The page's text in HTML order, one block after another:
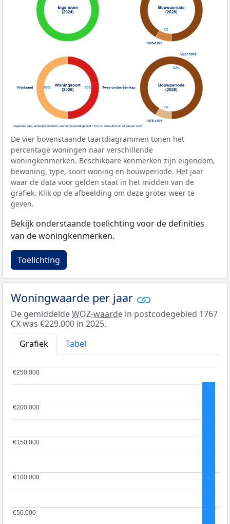
De vier bovenstaande taartdiagrammen tonen het
percentage woningen naar verschillende
woningkenmerken. Beschikbare kenmerken zijn eigendom,
bewoning, type, soort woning en bouwperiode. Het jaar
waar de data voor gelden staat in het midden van de
grafiek. Klik op de afbeelding om deze groter weer te
geven.
Bekijk onderstaande toelichting voor de definities
van de woningkenmerken.
Toelichting
Woningwaarde per jaar
De gemiddeldeWOZ-waarde in postcodegebied 1767
CX was €229.000 in 2025.
Grafiek
Tabel
€50.000
€50.000
€100.000
€100.000
€150.000
€150.000
€200.000
€200.000
€250.000
€250.000